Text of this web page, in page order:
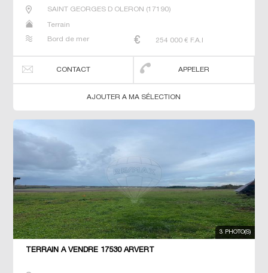
SAINT GEORGES D OLERON (17190)
Terrain
Bord de mer 254 000 € F.A.I
CONTACT APPELER
AJOUTER A MA SÉLECTION
3 PHOTO(S)
TERRAIN À VENDRE 17530 ARVERT